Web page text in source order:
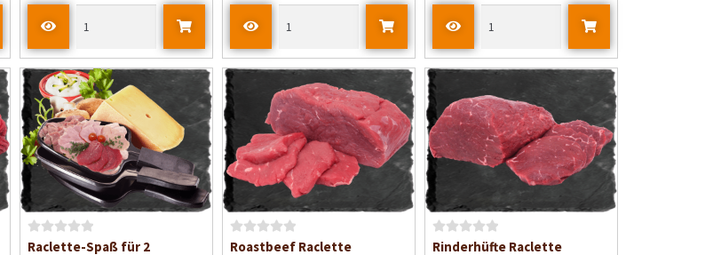
m
i
t
v
n
5
B
Raclette-Spaß für 2
B
Roastbeef Raclette
B
Rinderhüfte Raclette